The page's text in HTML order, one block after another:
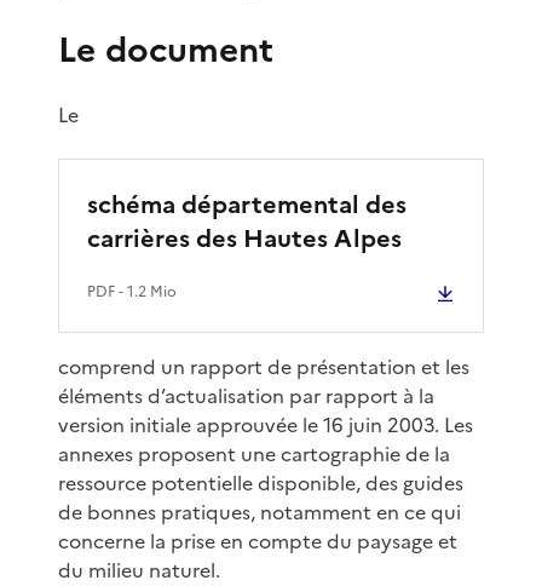
Le document
Le
schéma départemental des
carrières des Hautes Alpes
PDF- 1.2 Mio
comprend un rapport de présentation et les
éléments d’actualisation par rapport à la
version initiale approuvée le 16 juin 2003. Les
annexes proposent une cartographie de la
ressource potentielle disponible, des guides
de bonnes pratiques, notamment en ce qui
concerne la prise en compte du paysage et
du milieu naturel.